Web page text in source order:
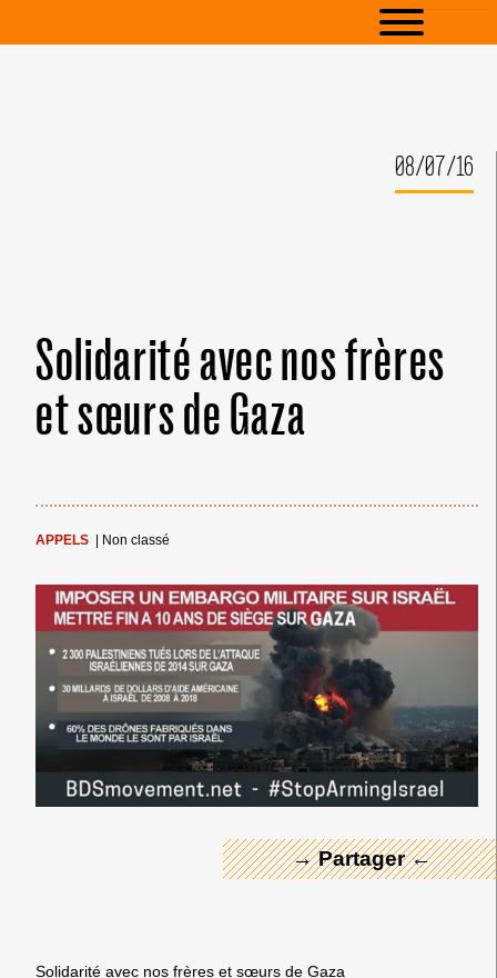
08/07/16
Solidarité avec nos frères
et sœurs de Gaza
APPELS Non classé
→ Partager ←
← Merci ! →
Solidarité avec nos frères et sœurs de Gaza